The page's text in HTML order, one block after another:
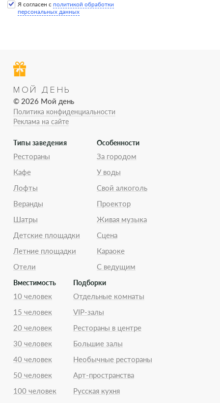
Я согласен с политикой обработки
персональных данных
МОЙ ДЕНЬ
© 2026 Мой день
Политика конфиденциальности
Реклама на сайте
Типы заведения
Рестораны
Кафе
Лофты
Веранды
Шатры
Детские площадки
Летние площадки
Отели
Особенности
За городом
У воды
Свой алкоголь
Проектор
Живая музыка
Сцена
Караоке
С ведущим
Вместимость
10 человек
15 человек
20 человек
30 человек
40 человек
50 человек
100 человек
Подборки
Отдельные комнаты
VIP-залы
Рестораны в центре
Большие залы
Необычные рестораны
Арт-пространства
Русская кухня